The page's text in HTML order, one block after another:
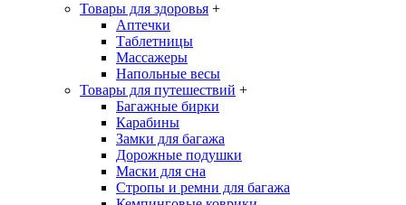
Товары для здоровья +
Аптечки
Таблетницы
Массажеры
Напольные весы
Товары для путешествий +
Багажные бирки
Карабины
Замки для багажа
Дорожные подушки
Маски для сна
Стропы и ремни для багажа